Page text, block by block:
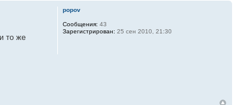
то же
popov
Сообщения: 43
Зарегистрирован: 25 сен 2010, 21:30